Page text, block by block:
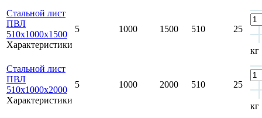
Стальной лист
ПВЛ
510х1000х1500
Характеристики
5 1000 1500 510 25
кг
Стальной лист
ПВЛ
510х1000х2000
Характеристики
5 1000 2000 510 25
кг